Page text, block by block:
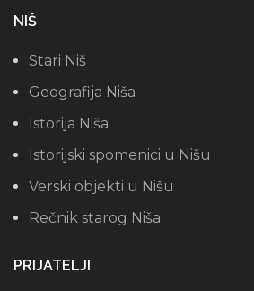
NIŠ
Stari Niš
Geografija Niša
Istorija Niša
Istorijski spomenici u Nišu
Verski objekti u Nišu
Rečnik starog Niša
PRIJATELJI